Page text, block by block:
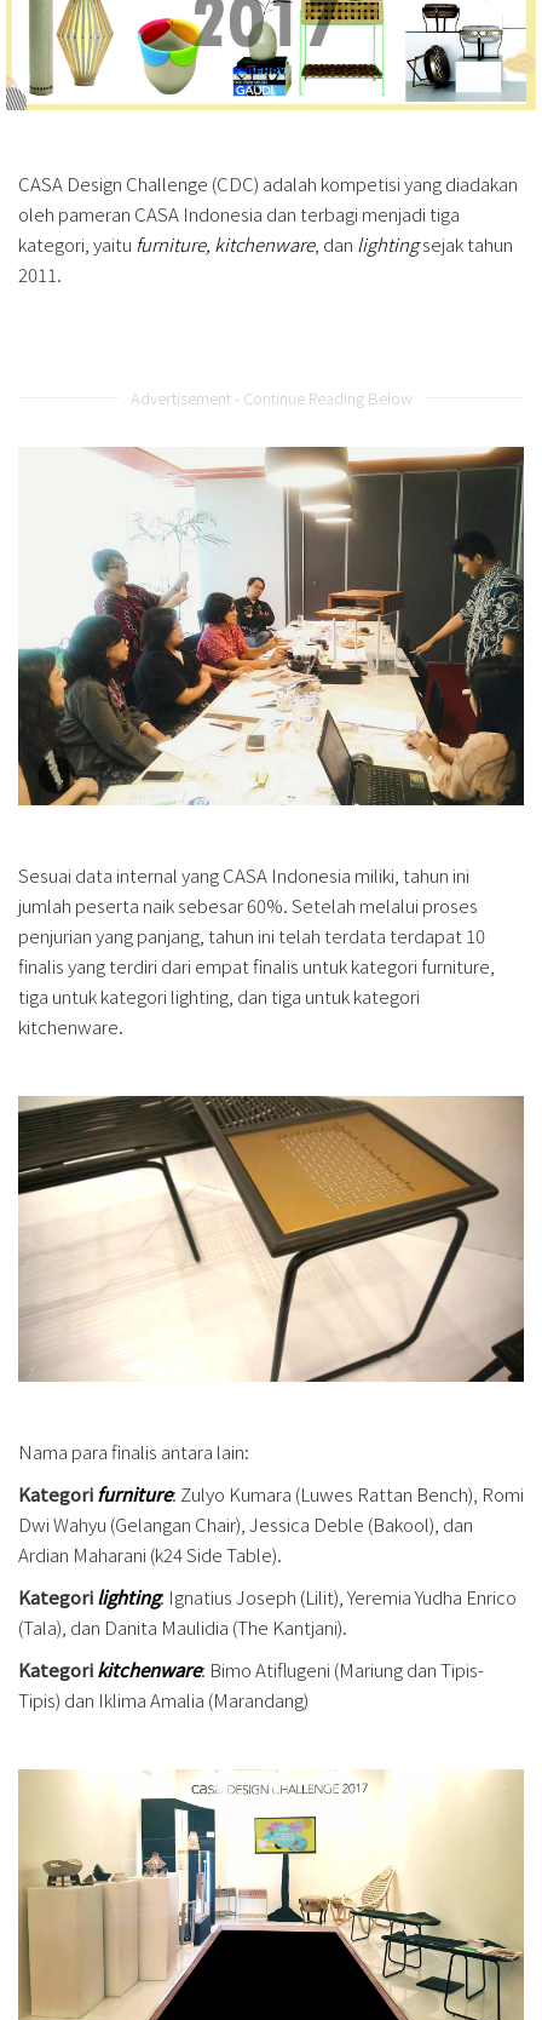
CASA Design Challenge (CDC) adalah kompetisi yang diadakan
oleh pameran CASA Indonesia dan terbagi menjadi tiga
kategori, yaitu furniture, kitchenware, dan lightingsejak tahun
2011.
Advertisement - Continue Reading Below
Sesuai data internal yang CASA Indonesia miliki, tahun ini
jumlah peserta naik sebesar 60%. Setelah melalui proses
penjurian yang panjang, tahun ini telah terdata terdapat 10
finalis yang terdiri dari empat finalis untuk kategori furniture,
tiga untuk kategori lighting, dan tiga untuk kategori
kitchenware.
Nama para finalis antara lain:
Kategorifurniture: Zulyo Kumara (Luwes Rattan Bench), Romi
Dwi Wahyu (Gelangan Chair), Jessica Deble (Bakool), dan
Ardian Maharani (k24 Side Table).
Kategorilighting: Ignatius Joseph (Lilit), Yeremia Yudha Enrico
(Tala), dan Danita Maulidia (The Kantjani).
Kategorikitchenware: Bimo Atiflugeni (Mariung dan Tipis-
Tipis) dan Iklima Amalia (Marandang)